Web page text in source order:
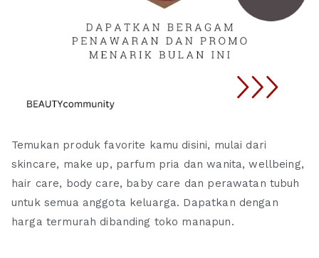
Temukan produk favorite kamu disini, mulai dari
skincare, make up, parfum pria dan wanita, wellbeing,
hair care, body care, baby care dan perawatan tubuh
untuk semua anggota keluarga. Dapatkan dengan
harga termurah dibanding toko manapun.